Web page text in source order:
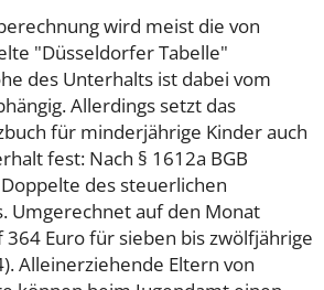
wird meist die von
"Düsseldorfer Tabelle"
des Unterhalts ist dabei vom
Allerdings setzt das
für minderjährige Kinder auch
fest: Nach § 1612a BGB
des steuerlichen
Umgerechnet auf den Monat
Euro für sieben bis zwölfjährige
Alleinerziehende Eltern von